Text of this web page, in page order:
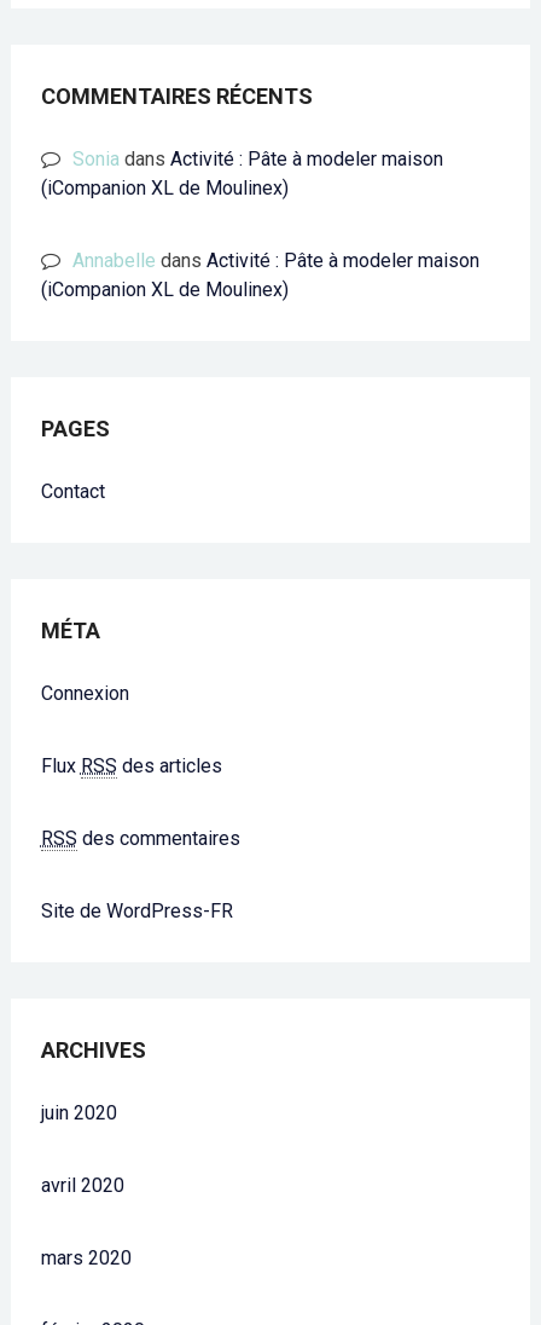
COMMENTAIRES RÉCENTS
Soniadans Activité : Pâte à modeler maison
(iCompanion XL de Moulinex)
Annabelle dans Activité : Pâte à modeler maison
(iCompanion XL de Moulinex)
PAGES
Contact
MÉTA
Connexion
Flux RSS des articles
RSS des commentaires
Site de WordPress-FR
ARCHIVES
juin 2020
avril 2020
mars 2020